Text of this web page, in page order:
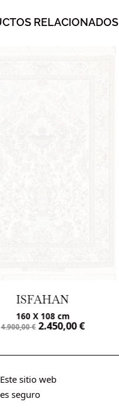
RELACIONADOS
ISFAHAN
160 X 108 cm
4.900,00€ 2.450,00€
Este sitio web
es seguro